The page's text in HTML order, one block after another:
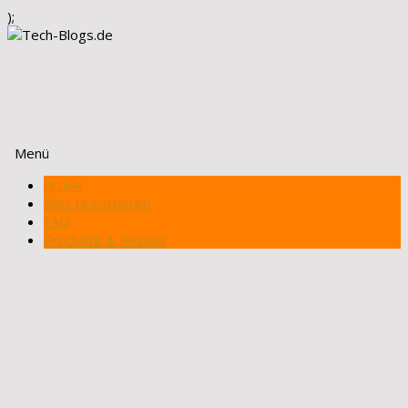
);
Menü
Zum
Inhalt
springen
Artikel
Blog registrieren
FAQ
Produkte & Review